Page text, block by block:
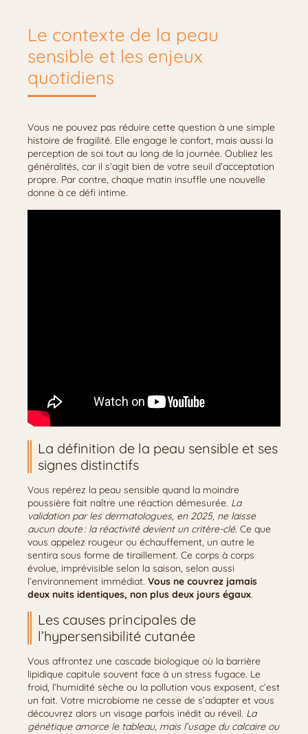
Le contexte de la peau
sensible et les enjeux
quotidiens
Vous ne pouvez pas réduire cette question à une simple
histoire de fragilité. Elle engage le confort, mais aussi la
perception de soi tout au long de la journée. Oubliez les
généralités, car il s’agit bien de votre seuil d’acceptation
propre. Par contre, chaque matin insuffle une nouvelle
donne à ce défi intime.
La définition de la peau sensible et ses
signes distinctifs
Vous repérez la peau sensible quand la moindre
poussière fait naître une réaction démesurée. La
validation par les dermatologues, en 2025, ne laisse
aucun doute : la réactivité devient un critère-clé. Ce que
vous appelez rougeur ou échauffement, un autre le
sentira sous forme de tiraillement. Ce corps à corps
évolue, imprévisible selon la saison, selon aussi
l’environnement immédiat. Vous ne couvrez jamais
deux nuits identiques, non plus deux jours égaux.
Les causes principales de
l’hypersensibilité cutanée
Vous affrontez une cascade biologique où la barrière
lipidique capitule souvent face à un stress fugace. Le
froid, l’humidité sèche ou la pollution vous exposent, c’est
un fait. Votre microbiome ne cesse de s’adapter et vous
découvrez alors un visage parfois inédit au réveil. La
génétique amorce le tableau, mais l’usage du calcaire ou